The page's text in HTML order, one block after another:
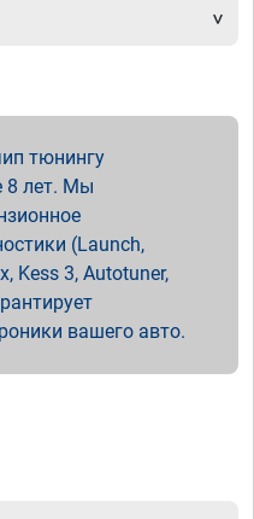
тюнингу
8 лет. Мы
(Launch,
Kess 3, Autotuner,
вашего авто.